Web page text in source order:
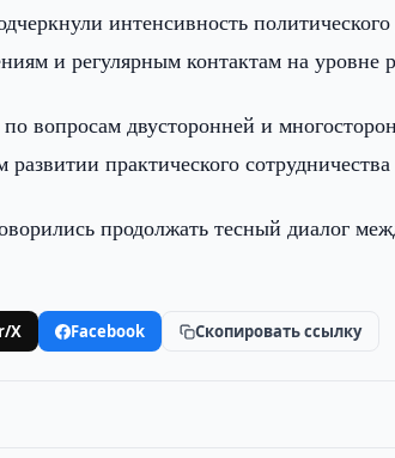
интенсивность
и регулярным контактам на уровне
вопросам двусторонней и
практического
продолжать тесный диалог
X Facebook Скопировать ссылку